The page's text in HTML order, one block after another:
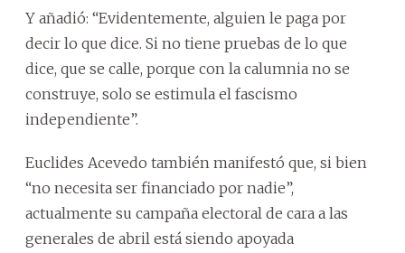
Y añadió: “Evidentemente, alguien le paga por
decir lo que dice. Si no tiene pruebas de lo que
dice, que se calle, porque con la calumnia no se
construye, solo se estimula el fascismo
independiente”.
Euclides Acevedo también manifestó que, si bien
“no necesita ser financiado por nadie”,
actualmente su campaña electoral de cara a las
generales de abril está siendo apoyada